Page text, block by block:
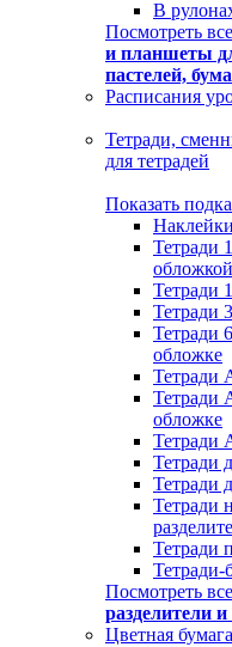
В
Посмотреть
и планшеты
пастелей,
Расписания
Тетради,
для тетрадей
Показать
Тетради
обложкой
Тетради
Тетради
Тетради
обложке
Тетради
Тетради
обложке
Тетради
Тетради
Тетради
Тетради
Тетради
Тетради-
Посмотреть
разделители
Цветная